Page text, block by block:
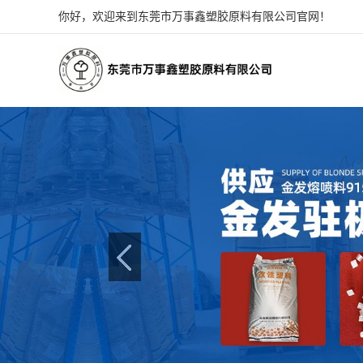
你好，欢迎来到东莞市万事鑫塑胶原料有限公司官网！